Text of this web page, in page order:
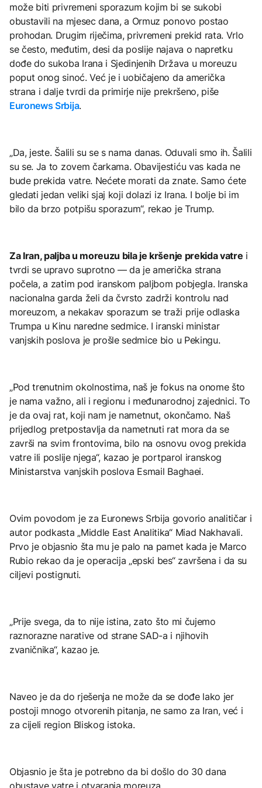
može biti privremeni sporazum kojim bi se sukobi
obustavili na mjesec dana, a Ormuz ponovo postao
prohodan. Drugim riječima, privremeni prekid rata. Vrlo
se često, međutim, desi da poslije najava o napretku
dođe do sukoba Irana i Sjedinjenih Država u moreuzu
poput onog sinoć. Već je i uobičajeno da američka
strana i dalje tvrdi da primirje nije prekršeno, piše
Euronews Srbija.
„Da, jeste. Šalili su se s nama danas. Oduvali smo ih. Šalili
su se. Ja to zovem čarkama. Obavijestiću vas kada ne
bude prekida vatre. Nećete morati da znate. Samo ćete
gledati jedan veliki sjaj koji dolazi iz Irana. I bolje bi im
bilo da brzo potpišu sporazum“, rekao je Trump.
Za Iran, paljba u moreuzu bila je kršenje prekida vatre i
tvrdi se upravo suprotno — da je američka strana
počela, a zatim pod iranskom paljbom pobjegla. Iranska
nacionalna garda želi da čvrsto zadrži kontrolu nad
moreuzom, a nekakav sporazum se traži prije odlaska
Trumpa u Kinu naredne sedmice. I iranski ministar
vanjskih poslova je prošle sedmice bio u Pekingu.
„Pod trenutnim okolnostima, naš je fokus na onome što
je nama važno, ali i regionu i međunarodnoj zajednici. To
je da ovaj rat, koji nam je nametnut, okončamo. Naš
prijedlog pretpostavlja da nametnuti rat mora da se
završi na svim frontovima, bilo na osnovu ovog prekida
vatre ili poslije njega“, kazao je portparol iranskog
Ministarstva vanjskih poslova Esmail Baghaei.
Ovim povodom je za Euronews Srbija govorio analitičar i
autor podkasta „Middle East Analitika“ Miad Nakhavali.
Prvo je objasnio šta mu je palo na pamet kada je Marco
Rubio rekao da je operacija „epski bes“ završena i da su
ciljevi postignuti.
„Prije svega, da to nije istina, zato što mi čujemo
raznorazne narative od strane SAD-a i njihovih
zvaničnika“, kazao je.
Naveo je da do rješenja ne može da se dođe lako jer
postoji mnogo otvorenih pitanja, ne samo za Iran, već i
za cijeli region Bliskog istoka.
Objasnio je šta je potrebno da bi došlo do 30 dana
obustave vatre i otvaranja moreuza.